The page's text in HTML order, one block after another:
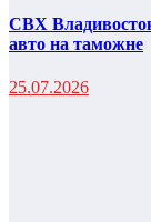
СВХ
авто на таможне
25.07.2026